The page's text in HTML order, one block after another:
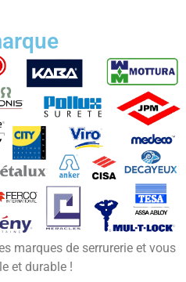
marques de serrurerie et vous
et durable !